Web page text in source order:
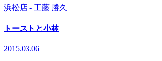
浜松店 - 工藤 勝久
トーストと小林
2015.03.06